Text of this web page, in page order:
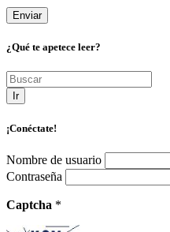
¿Qué te apetece leer?
Ir
¡Conéctate!
Nombre de usuario
Contraseña
Captcha *